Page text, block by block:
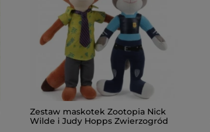
Zestaw maskotek Zootopia Nick
Wilde i Judy Hopps Zwierzogród